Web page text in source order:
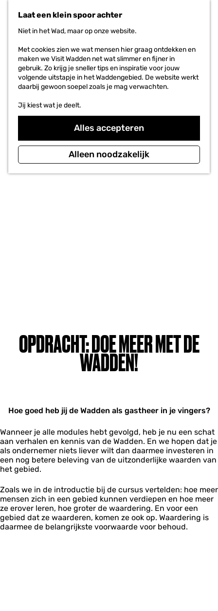
Laat een klein spoor achter
Niet in het Wad, maar op onze website.
Met cookies zien we wat mensen hier graag ontdekken en
maken we Visit Wadden net wat slimmer en fijner in
gebruik. Zo krijg je sneller tips en inspiratie voor jouw
volgende uitstapje in het Waddengebied. De website werkt
daarbij gewoon soepel zoals je mag verwachten.
Jij kiest wat je deelt.
Alles accepteren
Alleen noodzakelijk
OPDRACHT: DOE MEER MET DE
WADDEN!
Hoe goed heb jij de Wadden als gastheer in je vingers?
Wanneer je alle modules hebt gevolgd, heb je nu een schat
aan verhalen en kennis van de Wadden. En we hopen dat je
als ondernemer niets liever wilt dan daarmee investeren in
een nog betere beleving van de uitzonderlijke waarden van
het gebied.
Zoals we in de introductie bij de cursus vertelden: hoe meer
mensen zich in een gebied kunnen verdiepen en hoe meer
ze erover leren, hoe groter de waardering. En voor een
gebied dat ze waarderen, komen ze ook op. Waardering is
daarmee de belangrijkste voorwaarde voor behoud.